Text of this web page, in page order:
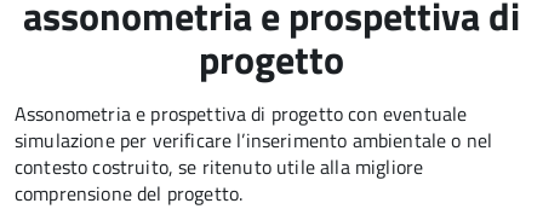
assonometria e prospettiva di
progetto
Assonometria e prospettiva di progetto con eventuale
simulazione per verificare l’inserimento ambientale o nel
contesto costruito, se ritenuto utile alla migliore
comprensione del progetto.